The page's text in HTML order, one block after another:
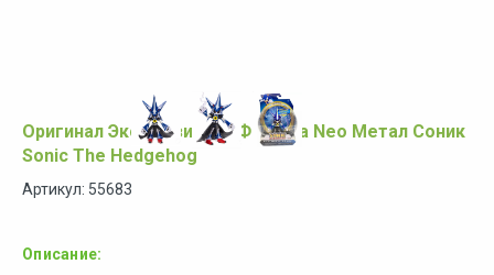
Оригинал Эксклюзивная Фигурка Neo Метал Соник
Sonic The Hedgehog
Артикул: 55683
Описание: